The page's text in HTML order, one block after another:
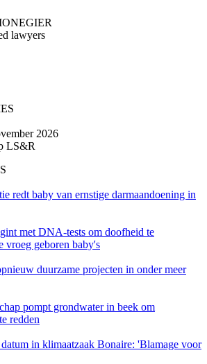
redt baby van ernstige darmaandoening in
met DNA-tests om doofheid te
vroeg geboren baby's
duurzame projecten in onder meer
pompt grondwater in beek om
redden
in klimaatzaak Bonaire: 'Blamage voor